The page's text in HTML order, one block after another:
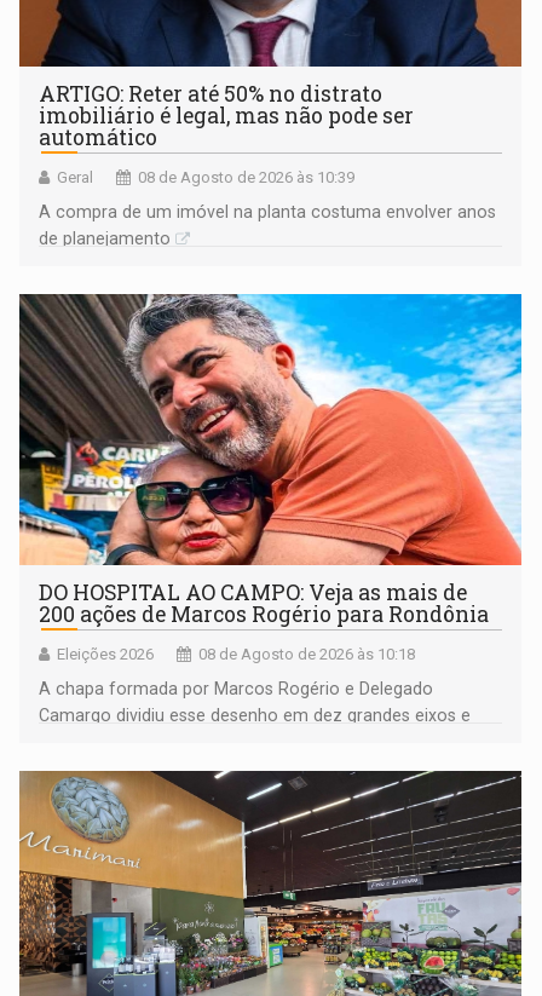
ARTIGO: Reter até 50% no distrato
imobiliário é legal, mas não pode ser
automático
Geral 08 de Agosto de 2026 às 10:39
A compra de um imóvel na planta costuma envolver anos
de planejamento
DO HOSPITAL AO CAMPO: Veja as mais de
200 ações de Marcos Rogério para Rondônia
Eleições 2026 08 de Agosto de 2026 às 10:18
A chapa formada por Marcos Rogério e Delegado
Camargo dividiu esse desenho em dez grandes eixos e